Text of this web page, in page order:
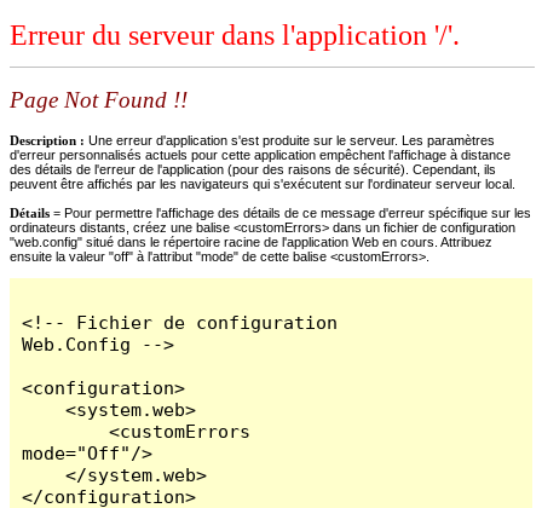
Erreur du serveur dans l'application '/'.
Page Not Found !!
Description : Une erreur d'application s'est produite sur le serveur. Les paramètres
d'erreur personnalisés actuels pour cette application empêchent l'affichage à distance
des détails de l'erreur de l'application (pour des raisons de sécurité). Cependant, ils
peuvent être affichés par les navigateurs qui s'exécutent sur l'ordinateur serveur local.
Détails = Pour permettre l'affichage des détails de ce message d'erreur spécifique sur les
ordinateurs distants, créez une balise <customErrors> dans un fichier de configuration
"web.config" situé dans le répertoire racine de l'application Web en cours. Attribuez
ensuite la valeur "off" à l'attribut "mode" de cette balise <customErrors>.
<!-- Fichier de configuration
Web.Config -->
<configuration>
    <system.web>
        <customErrors
mode="Off"/>
    </system.web>
</configuration>